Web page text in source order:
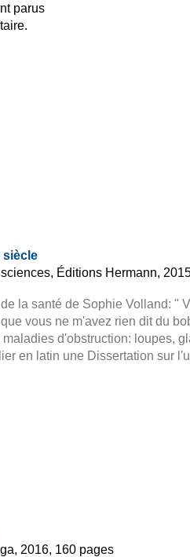
parus
siècle
Éditions Hermann,
la santé de Sophie Volland: "
vous ne m'avez rien dit du
d'obstruction: loupes,
en latin une Dissertation sur
2016, 160 pages